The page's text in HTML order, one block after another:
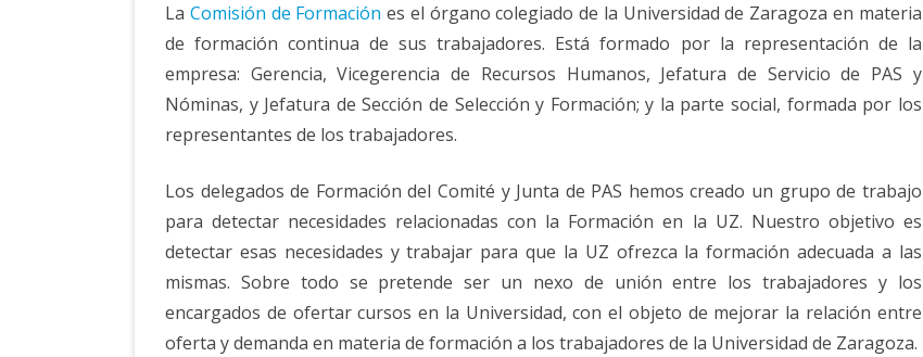
La Comisión de Formación es el órgano colegiado de la Universidad de Zaragoza en materia
de formación continua de sus trabajadores. Está formado por la representación de la
empresa: Gerencia, Vicegerencia de Recursos Humanos, Jefatura de Servicio de PAS y
Nóminas, y Jefatura de Sección de Selección y Formación; y la parte social, formada por los
representantes de los trabajadores.
Los delegados de Formación del Comité y Junta de PAS hemos creado un grupo de trabajo
para detectar necesidades relacionadas con la Formación en la UZ. Nuestro objetivo es
detectar esas necesidades y trabajar para que la UZ ofrezca la formación adecuada a las
mismas. Sobre todo se pretende ser un nexo de unión entre los trabajadores y los
encargados de ofertar cursos en la Universidad, con el objeto de mejorar la relación entre
oferta y demanda en materia de formación a los trabajadores de la Universidad de Zaragoza.